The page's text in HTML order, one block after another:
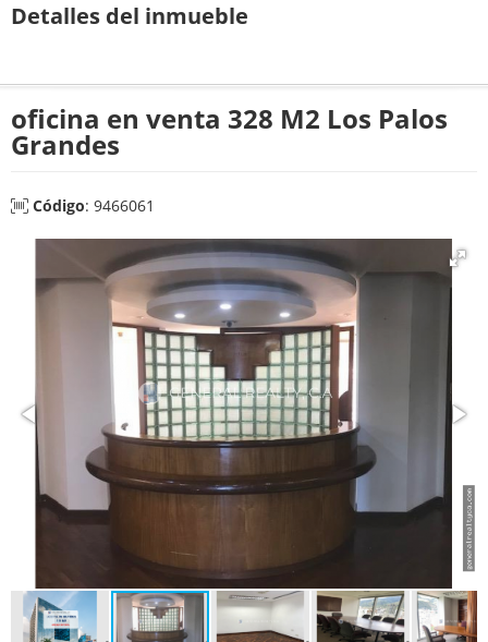
Detalles del inmueble
oficina en venta 328 M2 Los Palos
Grandes
Código: 9466061